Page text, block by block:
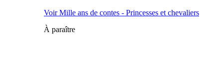
Voir Mille ans de contes - Princesses et chevaliers
À paraître